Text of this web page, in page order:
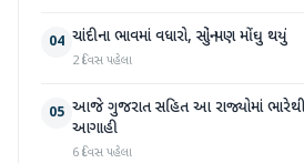
04 ચાંદીના ભાવમાં વધારો, સોનું પણ મોંઘુ થયું
2 દિવસ પહેલા
05 આજે ગુજરાત સહિત આ રાજ્યોમાં ભારેથી
આગાહી
6 દિવસ પહેલા